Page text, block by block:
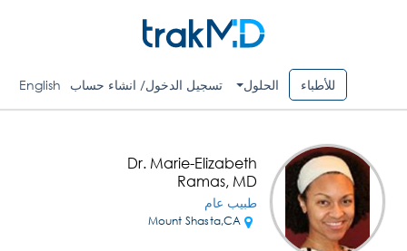
للأطباء الحلول تسجيل الدخول/ انشاء حساب English
Dr. Marie-Elizabeth
Ramas, MD
طبيب عام